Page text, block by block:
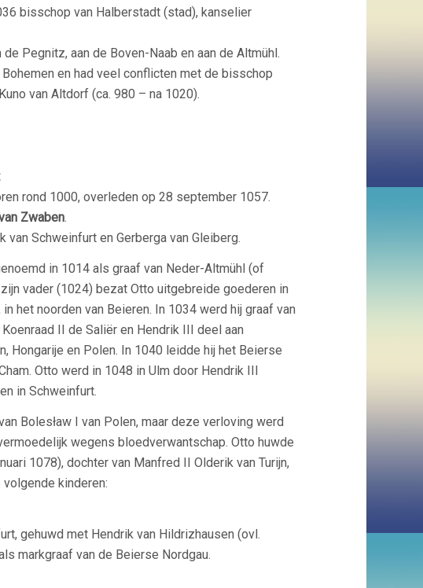
bisschop van Halberstadt (stad), kanselier
Pegnitz, aan de Boven-Naab en aan de Altmühl.
en had veel conflicten met de bisschop
van Altdorf (ca. 980 – na 1020).
rond 1000, overleden op 28 september 1057.
Zwaben.
van Schweinfurt en Gerberga van Gleiberg.
in 1014 als graaf van Neder-Altmühl (of
vader (1024) bezat Otto uitgebreide goederen in
het noorden van Beieren. In 1034 werd hij graaf van
II de Saliër en Hendrik III deel aan
Hongarije en Polen. In 1040 leidde hij het Beierse
Otto werd in 1048 in Ulm door Hendrik III
in Schweinfurt.
Bolesław I van Polen, maar deze verloving werd
wegens bloedverwantschap. Otto huwde
1078), dochter van Manfred II Olderik van Turijn,
volgende kinderen:
gehuwd met Hendrik van Hildrizhausen (ovl.
markgraaf van de Beierse Nordgau.